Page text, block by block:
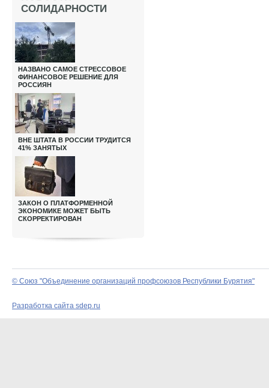
СОЛИДАРНОСТИ
НАЗВАНО САМОЕ СТРЕССОВОЕ
ФИНАНСОВОЕ РЕШЕНИЕ ДЛЯ
РОССИЯН
ВНЕ ШТАТА В РОССИИ ТРУДИТСЯ
41% ЗАНЯТЫХ
ЗАКОН О ПЛАТФОРМЕННОЙ
ЭКОНОМИКЕ МОЖЕТ БЫТЬ
СКОРРЕКТИРОВАН
© Союз "Объединение организаций профсоюзов Республики Бурятия"
Разработка сайта sdep.ru